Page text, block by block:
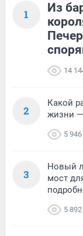
1
Из
14
2
Какой
жизни
5 946
3
Новый
мост
5 892